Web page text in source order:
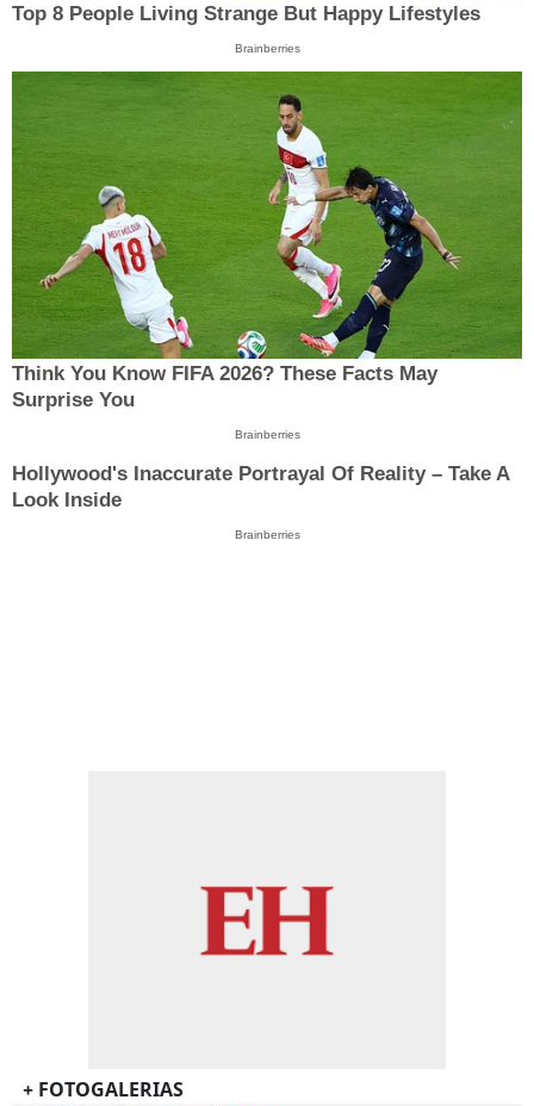
Top 8 People Living Strange But Happy Lifestyles
Brainberries
Think You Know FIFA 2026? These Facts May
Surprise You
Brainberries
Hollywood's Inaccurate Portrayal Of Reality – Take A
Look Inside
Brainberries
+ FOTOGALERIAS